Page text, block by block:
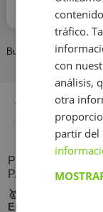
BuscaTuProfesor
Asignaturas
Inglés
PREGUNTAS
PARTICULARES
🥇 ¿Cómo elegir
Erandiogoikoa,
tráfico.
con
análisis,
otra
partir del